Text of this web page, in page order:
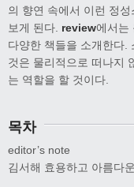
의 향연 속에서 이런 정
보게 된다. review에서는
다양한 책들을 소개한다.
것은 물리적으로 떠나지
는 역할을 할 것이다.
목차
editor’s note
김서해 효용하고 아름